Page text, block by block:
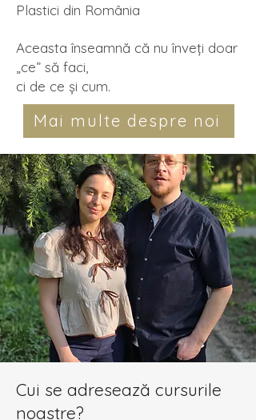
Plastici din România
Aceasta înseamnă că nu înveți doar
„ce” să faci,
ci de ce și cum.
Mai multe despre noi
Cui se adresează cursurile
noastre?